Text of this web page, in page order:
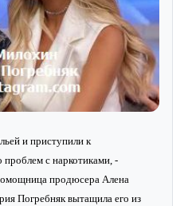
и приступили к
проблем с наркотиками, -
продюсера Алена
Погребняк вытащила его из